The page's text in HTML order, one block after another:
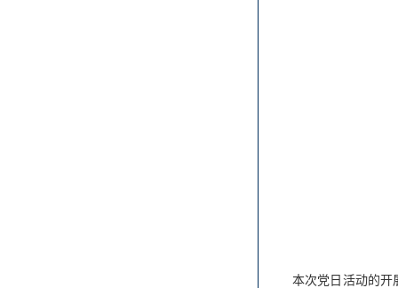
本次党日活动的开